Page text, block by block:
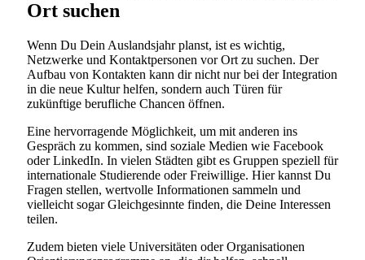
Ort suchen
Wenn Du Dein Auslandsjahr planst, ist es wichtig,
Netzwerke und Kontaktpersonen vor Ort zu suchen. Der
Aufbau von Kontakten kann dir nicht nur bei der Integration
in die neue Kultur helfen, sondern auch Türen für
zukünftige berufliche Chancen öffnen.
Eine hervorragende Möglichkeit, um mit anderen ins
Gespräch zu kommen, sind soziale Medien wie Facebook
oder LinkedIn. In vielen Städten gibt es Gruppen speziell für
internationale Studierende oder Freiwillige. Hier kannst Du
Fragen stellen, wertvolle Informationen sammeln und
vielleicht sogar Gleichgesinnte finden, die Deine Interessen
teilen.
Zudem bieten viele Universitäten oder Organisationen